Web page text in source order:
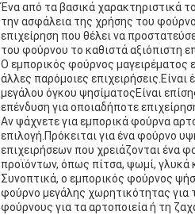
Ένα από τα βασικά χαρακτηριστικά
την ασφάλεια της χρήσης του
επιχείρηση που θέλει να
του φούρνου το καθιστά αξιόπιστη
Ο εμπορικός φούρνος μαγειρέματος
άλλες παρόμοιες
μεγάλου όγκου ψησίματοςΕίναι
επένδυση για οποιαδήποτε
Αν ψάχνετε για εμπορικά φούρνα
επιλογή.Πρόκειται για ένα φούρνο
επιχειρήσεων που χρειάζονται ένα
προϊόντων, όπως πίτσα, ψωμί, γλυκά
Συνοπτικά, ο εμπορικός φούρνος
φούρνο μεγάλης χωρητικότητας για
φούρνους για τα αρτοποιεία ή τη